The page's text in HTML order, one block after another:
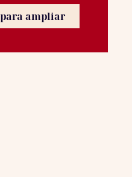
para ampliar